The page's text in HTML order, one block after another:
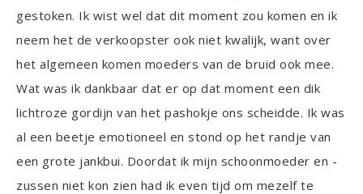
gestoken. Ik wist wel dat dit moment zou komen en ik
neem het de verkoopster ook niet kwalijk, want over
het algemeen komen moeders van de bruid ook mee.
Wat was ik dankbaar dat er op dat moment een dik
lichtroze gordijn van het pashokje ons scheidde. Ik was
al een beetje emotioneel en stond op het randje van
een grote jankbui. Doordat ik mijn schoonmoeder en -
zussen niet kon zien had ik even tijd om mezelf te